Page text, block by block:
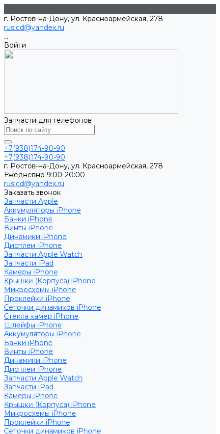
г. Ростов-на-Дону, ул. Красноармейская, 278
ruslcd@yandex.ru
...
Войти
Запчасти для телефонов
+7(938)174-90-90
+7(938)174-90-90
г. Ростов-на-Дону, ул. Красноармейская, 278
Ежедневно 9:00-20:00
ruslcd@yandex.ru
Заказать звонок
Запчасти Apple
Аккумуляторы iPhone
Банки iPhone
Винты iPhone
Динамики iPhone
Дисплеи iPhone
Запчасти Apple Watch
Запчасти iPad
Камеры iPhone
Крышки (Корпуса) iPhone
Микросхемы iPhone
Проклейки iPhone
Сеточки динамиков iPhone
Стекла камер iPhone
Шлейфы iPhone
Аккумуляторы iPhone
Банки iPhone
Винты iPhone
Динамики iPhone
Дисплеи iPhone
Запчасти Apple Watch
Запчасти iPad
Камеры iPhone
Крышки (Корпуса) iPhone
Микросхемы iPhone
Проклейки iPhone
Сеточки динамиков iPhone